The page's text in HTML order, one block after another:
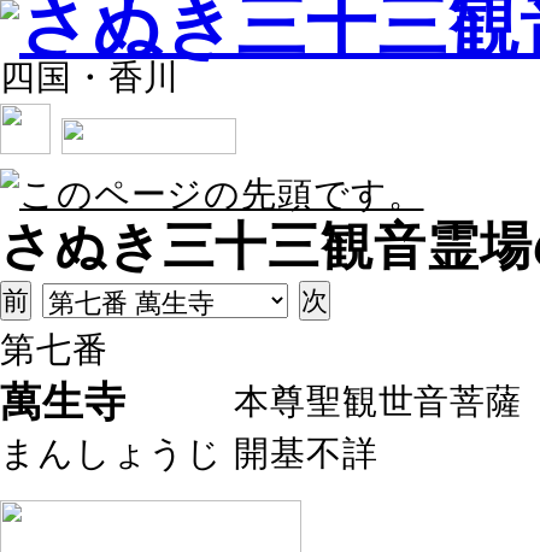
四国・香川
さぬき三十三観音霊
第七番
萬生寺
まんしょうじ
本尊聖観世音菩薩
開基不詳